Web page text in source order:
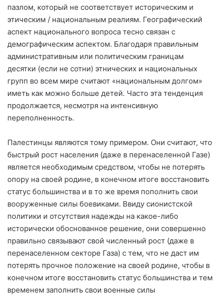
пазлом, который не соответствует историческим и
этическим / национальным реалиям. Географический
аспект национального вопроса тесно связан с
демографическим аспектом. Благодаря правильным
административным или политическим границам
десятки (если не сотни) этнических и национальных
групп во всем мире считают «национальным долгом»
иметь как можно больше детей. Часто эта тенденция
продолжается, несмотря на интенсивную
переполненность.
Палестинцы являются тому примером. Они считают, что
быстрый рост населения (даже в перенаселенной Газе)
является необходимым средством, чтобы не потерять
опору на своей родине, в конечном итоге восстановить
статус большинства и в то же время пополнить свои
вооруженные силы боевиками. Ввиду сионистской
политики и отсутствия надежды на какое-либо
исторически обоснованное решение, они совершенно
правильно связывают свой численный рост (даже в
перенаселенном секторе Газа) с тем, что не даст им
потерять прочное положение на своей родине, чтобы в
конечном итоге восстановить статус большинства и тем
временем заполнить свои военные силы